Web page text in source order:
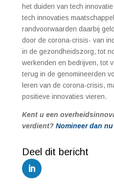
het duiden van tech
tech innovaties
randvoorwaarden daarbij
door de corona-crisis- van
in de gezondheidszorg, tot
werkenden en bedrijven, tot
terug in de genomineerden
leren van de corona-crisis,
positieve innovaties vieren.
Kent u een
verdient? Nomineer dan